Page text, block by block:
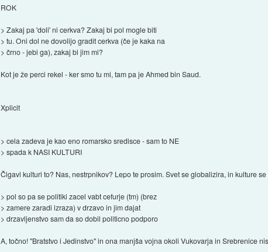
ROK
> Zakaj pa 'doli' ni cerkva? Zakaj bi pol mogle biti
> tu. Oni dol ne dovolijo gradit cerkva (če je kaka na
> črno - jebi ga), zakaj bi jim mi?
Kot je že perci rekel - ker smo tu mi, tam pa je Ahmed bin Saud.
Xplicit
> cela zadeva je kao eno romarsko sredisce - sam to NE
> spada k NASI KULTURI
Čigavi kulturi to? Nas, nestrpnikov? Lepo te prosim. Svet se globalizira, in kulture
> pol so pa se politiki zacel vabt cefurje (tm) (brez
> zamere zaradi izraza) v drzavo in jim dajat
> drzavljenstvo sam da so dobil politicno podporo
A, točno! "Bratstvo i Jedinstvo" in ona manjša vojna okoli Vukovarja in Srebrenice